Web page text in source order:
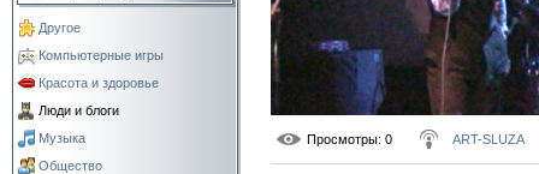
Другое
Компьютерные игры
Красота и здоровье
Люди и блоги
Музыка
Общество
Просмотры: 0 ART-SLUZA